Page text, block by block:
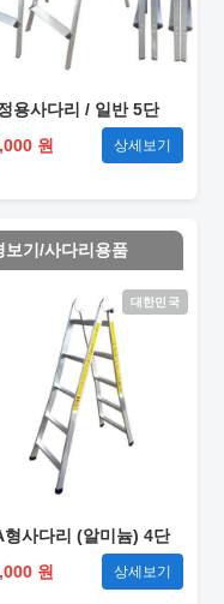
용사다리 / 일반 5단
원
상세보기
보기/사다리용품
대한민국
형사다리 (알미늄) 4단
원
상세보기